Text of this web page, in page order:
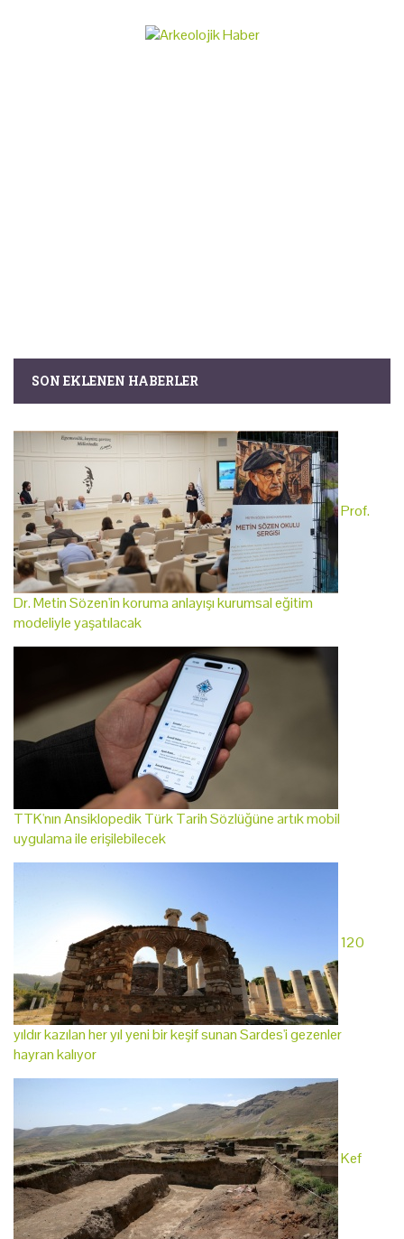
SON EKLENEN HABERLER
Prof.
Dr. Metin Sözen'in koruma anlayışı kurumsal eğitim
modeliyle yaşatılacak
TTK'nın Ansiklopedik Türk Tarih Sözlüğüne artık mobil
uygulama ile erişilebilecek
120
yıldır kazılan her yıl yeni bir keşif sunan Sardes'i gezenler
hayran kalıyor
Kef